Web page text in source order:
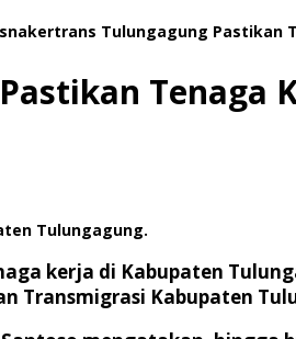
Tulungagung Pastikan
Tenaga
Tulungagung.
kerja di Kabupaten
Transmigrasi Kabupaten